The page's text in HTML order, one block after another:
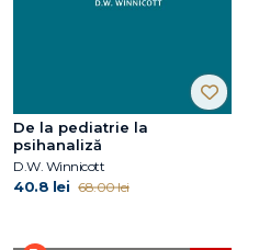
De la pediatrie la
psihanaliză
D.W. Winnicott
40.8 lei 68.00 lei